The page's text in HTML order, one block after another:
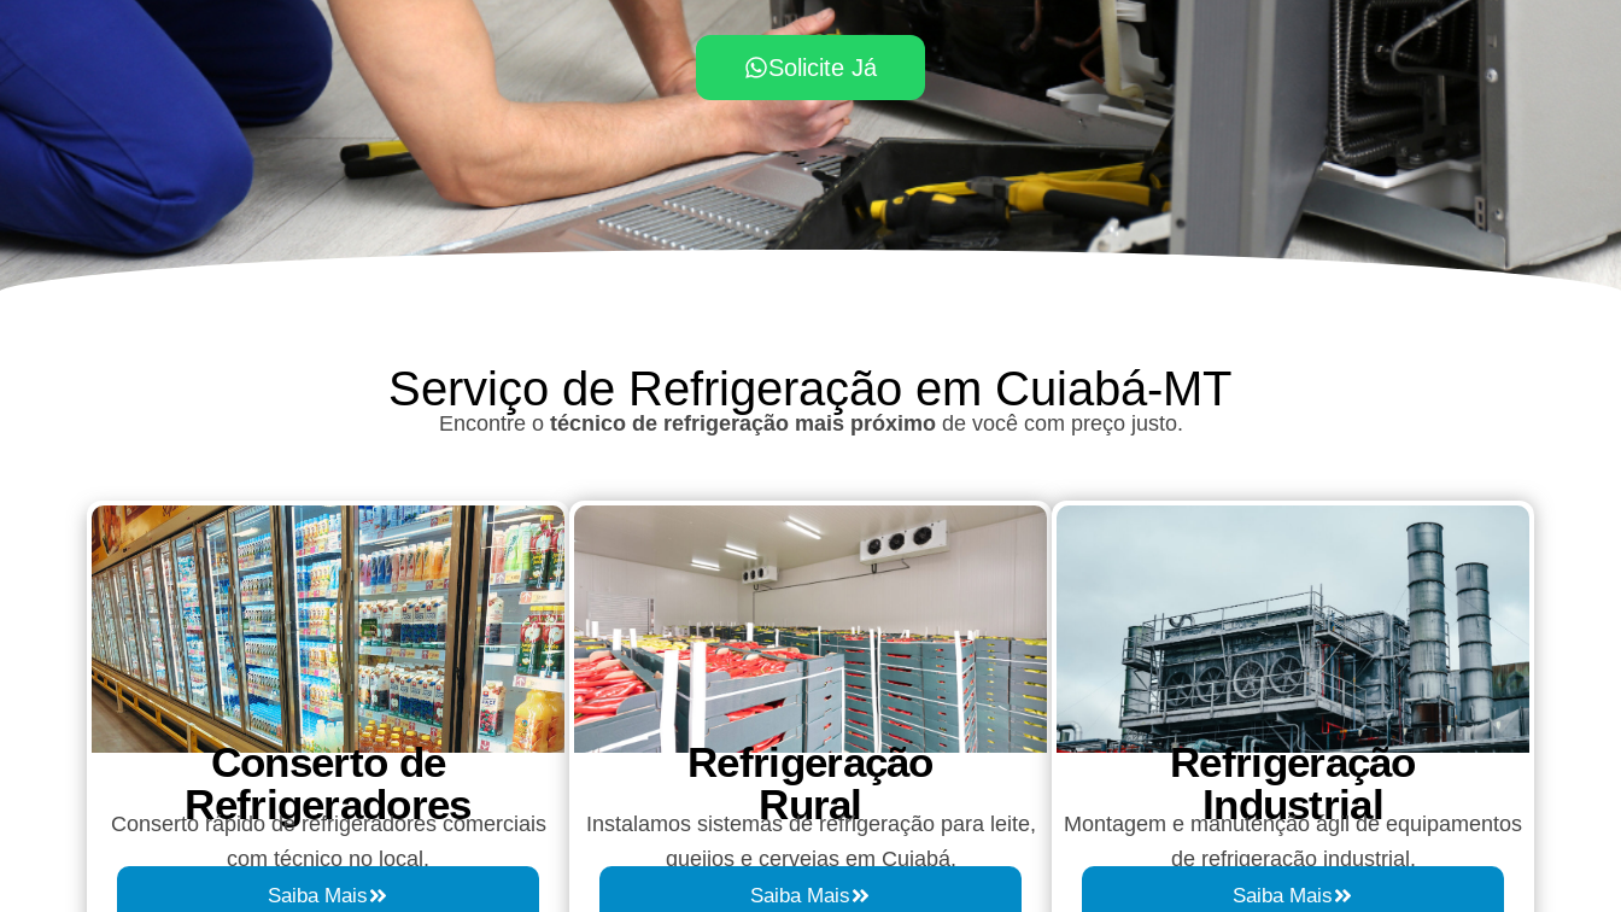
Solicite Já
Serviço de Refrigeração em Cuiabá-MT
Encontre o técnico de refrigeração mais próximode você com preço justo.
Conserto de
Refrigeradores
Conserto rápido de refrigeradores comerciais
com técnico no local.
Saiba Mais
Refrigeração
Rural
Instalamos sistemas de refrigeração para leite,
queijos e cervejas em Cuiabá.
Saiba Mais
Refrigeração
Industrial
Montagem e manutenção ágil de equipamentos
de refrigeração industrial.
Saiba Mais